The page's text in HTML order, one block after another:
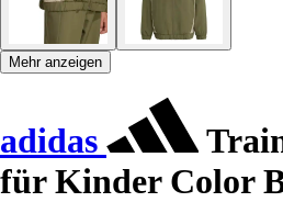
Mehr anzeigen
adidas
für Kinder Color